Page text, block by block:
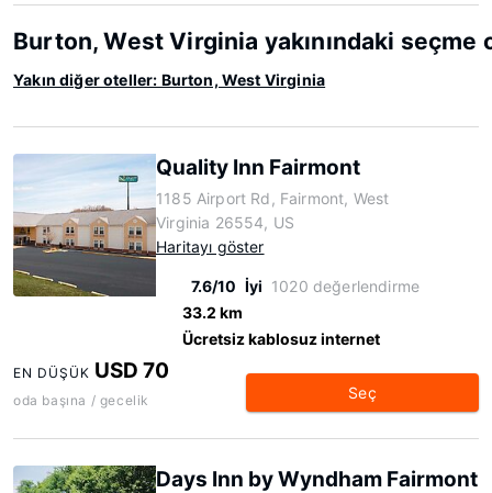
Burton, West Virginia yakınındaki seçme
Yakın diğer oteller: Burton, West Virginia
Quality Inn Fairmont
1185 Airport Rd, Fairmont, West
Virginia 26554, US
Haritayı göster
7.6/10 İyi 1020 değerlendirme
33.2 km
Ücretsiz kablosuz internet
EN DÜŞÜK USD 70
oda başına / gecelik Seç
Days Inn by Wyndham Fairmont